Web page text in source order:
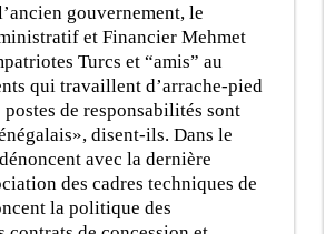
gouvernement, le
et Financier Mehmet
Turcs et “amis” au
qui travaillent d’arrache-pied
de responsabilités sont
disent-ils. Dans le
avec la dernière
des cadres techniques de
la politique des